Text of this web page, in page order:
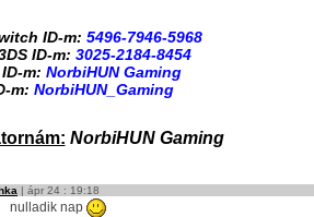
ID-m: 5496-7946-5968
ID-m: 3025-2184-8454
m: NorbiHUN Gaming
m: NorbiHUN_Gaming
NorbiHUN Gaming
| ápr 24 : 19:18
nulladik nap